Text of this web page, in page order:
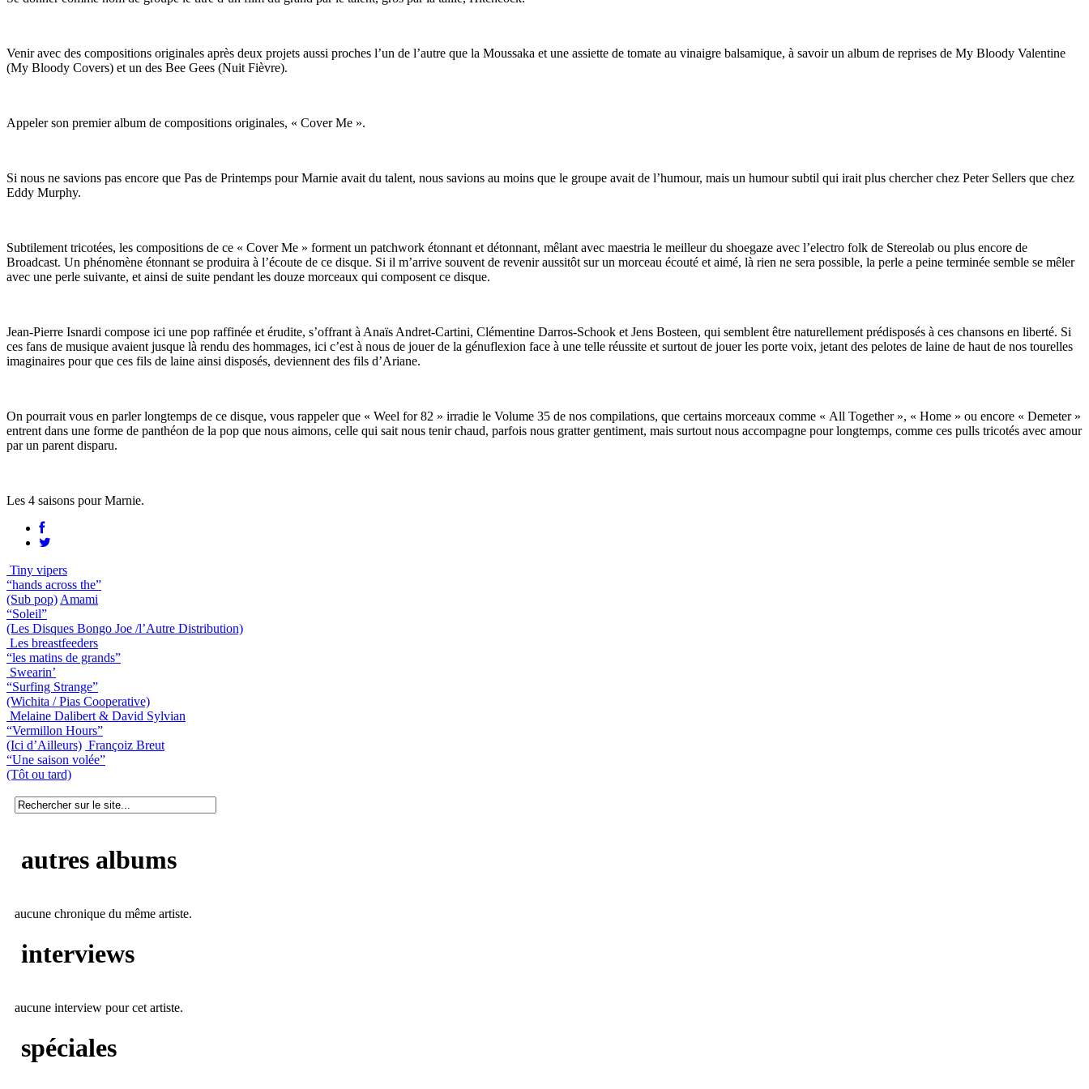
Venir avec des compositions originales après deux projets aussi proches l’un de l’autre que la Moussaka et une assiette de tomate au vinaigre balsamique, à savoir un album de reprises de My Bloody Valentine
(My Bloody Covers) et un des Bee Gees (Nuit Fièvre).
Appeler son premier album de compositions originales, « Cover Me ».
Si nous ne savions pas encore que Pas de Printemps pour Marnie avait du talent, nous savions au moins que le groupe avait de l’humour, mais un humour subtil qui irait plus chercher chez Peter Sellers que chez
Eddy Murphy.
Subtilement tricotées, les compositions de ce « Cover Me » forment un patchwork étonnant et détonnant, mêlant avec maestria le meilleur du shoegaze avec l’electro folk de Stereolab ou plus encore de
Broadcast. Un phénomène étonnant se produira à l’écoute de ce disque. Si il m’arrive souvent de revenir aussitôt sur un morceau écouté et aimé, là rien ne sera possible, la perle a peine terminée semble se mêler
avec une perle suivante, et ainsi de suite pendant les douze morceaux qui composent ce disque.
Jean-Pierre Isnardi compose ici une pop raffinée et érudite, s’offrant à Anaïs Andret-Cartini, Clémentine Darros-Schook et Jens Bosteen, qui semblent être naturellement prédisposés à ces chansons en liberté. Si
ces fans de musique avaient jusque là rendu des hommages, ici c’est à nous de jouer de la génuflexion face à une telle réussite et surtout de jouer les porte voix, jetant des pelotes de laine de haut de nos tourelles
imaginaires pour que ces fils de laine ainsi disposés, deviennent des fils d’Ariane.
On pourrait vous en parler longtemps de ce disque, vous rappeler que « Weel for 82 » irradie le Volume 35 de nos compilations, que certains morceaux comme « All Together », « Home » ou encore « Demeter »
entrent dans une forme de panthéon de la pop que nous aimons, celle qui sait nous tenir chaud, parfois nous gratter gentiment, mais surtout nous accompagne pour longtemps, comme ces pulls tricotés avec amour
par un parent disparu.
Les 4 saisons pour Marnie.
Tiny vipers
“hands across the”
(Sub pop) Amami
“Soleil”
(Les Disques Bongo Joe /l’Autre Distribution)
Les breastfeeders
“les matins de grands”
Swearin’
“Surfing Strange”
(Wichita / Pias Cooperative)
Melaine Dalibert & David Sylvian
“Vermillon Hours”
(Ici d’Ailleurs) Françoiz Breut
“Une saison volée”
(Tôt ou tard)
autres albums
aucune chronique du même artiste.
interviews
aucune interview pour cet artiste.
spéciales